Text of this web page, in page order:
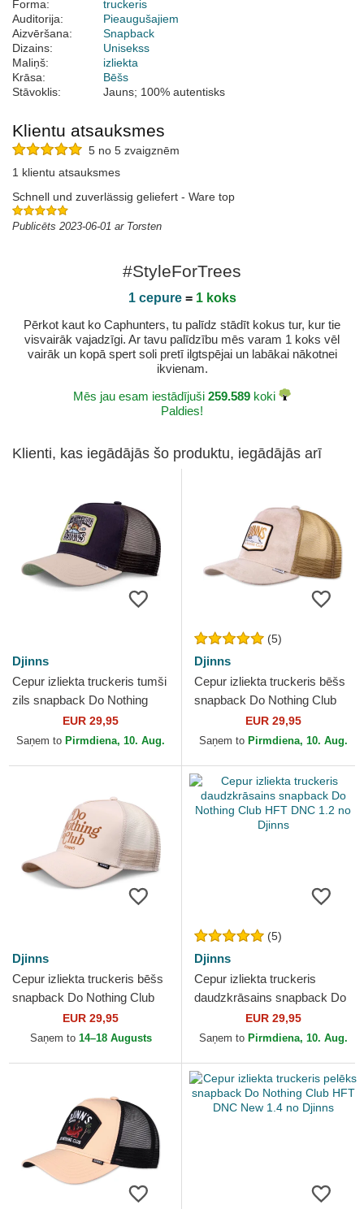
Forma:
truckeris
Auditorija:
Pieaugušajiem
Aizvēršana:
Snapback
Dizains:
Unisekss
Maliņš:
izliekta
Krāsa:
Bēšs
Stāvoklis:
Jauns; 100% autentisks
Klientu atsauksmes
5 no 5 zvaigznēm
1 klientu atsauksmes
Schnell und zuverlässig geliefert - Ware top
Publicēts 2023-06-01 ar Torsten
#StyleForTrees
1 cepure= 1 koks
Pērkot kaut ko Caphunters, tu palīdz stādīt kokus tur, kur tie
visvairāk vajadzīgi. Ar tavu palīdzību mēs varam 1 koks vēl
vairāk un kopā spert soli pretī ilgtspējai un labākai nākotnei
ikvienam.
Mēs jau esam iestādījuši 259.589 koki
Paldies!
Klienti, kas iegādājās šo produktu, iegādājās arī
Djinns
Cepur izliekta truckeris tumši
zils snapback Do Nothing
Club HFT DNC Sun no
Djinns
EUR 29,95
Saņem to Pirmdiena, 10. Aug.
(5)
Djinns
Cepur izliekta truckeris bēšs
snapback Do Nothing Club
HFT DNC 3.0 Hairy Suede
no Djinns
EUR 29,95
Saņem to Pirmdiena, 10. Aug.
Djinns
Cepur izliekta truckeris bēšs
snapback Do Nothing Club
HFT DNC 30th no Djinns
EUR 29,95
Saņem to 14–18 Augusts
(5)
Djinns
Cepur izliekta truckeris
daudzkrāsains snapback Do
Nothing Club HFT DNC 1.2
no Djinns
EUR 29,95
Saņem to Pirmdiena, 10. Aug.